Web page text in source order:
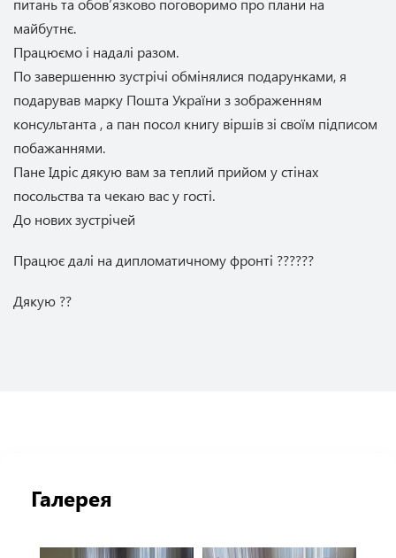
питань та обовʼязково поговоримо про плани на
майбутнє.
Працюємо і надалі разом.
По завершенню зустрічі обмінялися подарунками, я
подарував марку Пошта України з зображенням
консультанта , а пан посол книгу віршів зі своїм підписом
побажаннями.
Пане Ідріс дякую вам за теплий прийом у стінах
посольства та чекаю вас у гості.
До нових зустрічей
Працює далі на дипломатичному фронті ??????
Дякую ??
Галерея